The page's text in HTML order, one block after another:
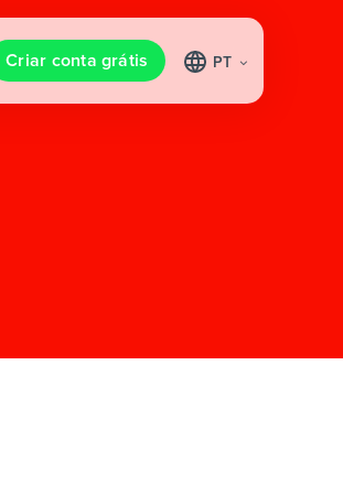
Criar conta grátis PT